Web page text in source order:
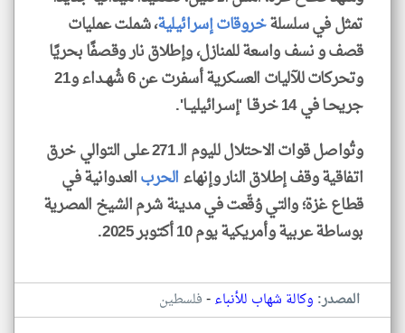
تمثل في سلسلةخروقات إسرائيلية، شملت عمليات
قصف و نسف واسعة للمنازل، وإطلاق نار وقصفًا بحريًا
وتحركات للآليات العسكرية أسفرت عن 6 شُهــداء و21
جريحـا في 14 خرقــا 'إسـرائيليــا'.
وتُواصل قوات الاحتلال لليوم الـ 271 على التوالي خرق
اتفاقية وقف إطلاق النار وإنهاءالحربالعدوانية في
قطاع غزة؛ والتي وُقّعت في مدينة شرم الشيخ المصرية
بوساطة عربية وأمريكية يوم 10 أكتوبر 2025.
المصدر: وكالة شهاب للأنباء-فلسطين